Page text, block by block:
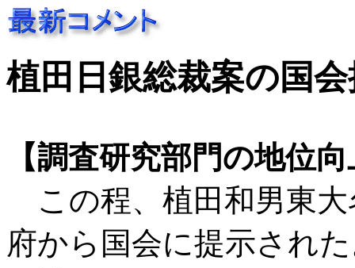
植田日銀総裁案の国
【調査研究部門の地位
この程、植田和男東大
府から国会に提示され